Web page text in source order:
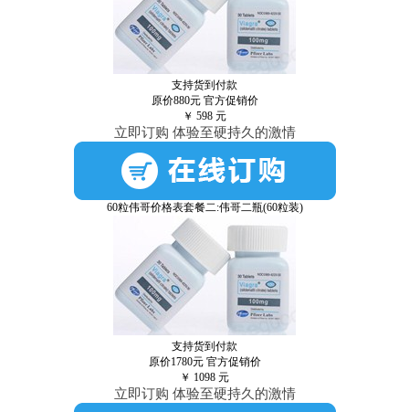
支持货到付款
原价880元 官方促销价
￥ 598 元
立即订购 体验至硬持久的激情
60粒伟哥价格表套餐二:伟哥二瓶(60粒装)
支持货到付款
原价1780元 官方促销价
￥ 1098 元
立即订购 体验至硬持久的激情